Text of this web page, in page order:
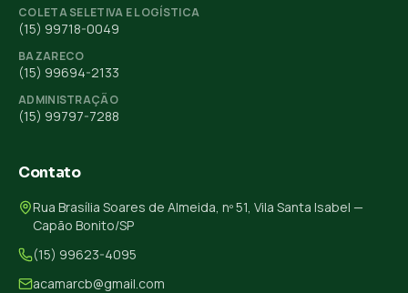
COLETA SELETIVA E LOGÍSTICA
(15) 99718-0049
BAZARECO
(15) 99694-2133
ADMINISTRAÇÃO
(15) 99797-7288
Contato
Rua Brasília Soares de Almeida, nº 51, Vila Santa Isabel —
Capão Bonito/SP
(15) 99623-4095
acamarcb@gmail.com